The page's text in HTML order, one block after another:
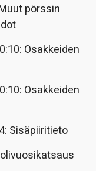
pörssin
Osakkeiden
Osakkeiden
Sisäpiiritieto